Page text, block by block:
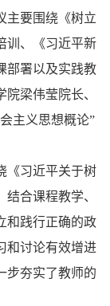
主要围绕《树立
训、《习近平新
部署以及实践教
梁伟莹院长、
主义思想概论”
《习近平关于树
合课程教学、
和践行正确的政
和讨论有效增进
步夯实了教师的